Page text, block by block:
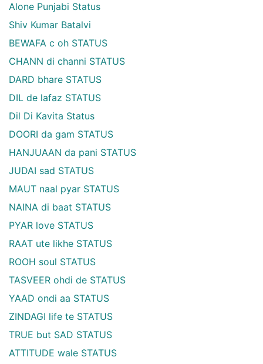
Alone Punjabi Status
Shiv Kumar Batalvi
BEWAFA c oh STATUS
CHANN di channi STATUS
DARD bhare STATUS
DIL de lafaz STATUS
Dil Di Kavita Status
DOORI da gam STATUS
HANJUAAN da pani STATUS
JUDAI sad STATUS
MAUT naal pyar STATUS
NAINA di baat STATUS
PYAR love STATUS
RAAT ute likhe STATUS
ROOH soul STATUS
TASVEER ohdi de STATUS
YAAD ondi aa STATUS
ZINDAGI life te STATUS
TRUE but SAD STATUS
ATTITUDE wale STATUS